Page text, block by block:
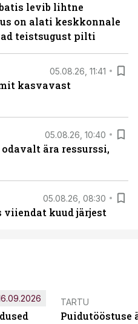
levib lihtne
on alati keskkonnale
teistsugust pilti
05.08.26, 11:41
kasvavast
05.08.26, 10:40
ära ressurssi,
05.08.26, 08:30
viiendat kuud järjest
TARTU
Puidutööstuse